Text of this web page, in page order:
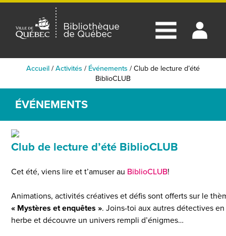
Accueil/Activités / Événements /Club de lecture d’été
BiblioCLUB
ÉVÉNEMENTS
Club de lecture d’été BiblioCLUB
Cet été, viens lire et t’amuser au BiblioCLUB!
Animations, activités créatives et défis sont offerts sur le
« Mystères et enquêtes ». Joins-toi aux autres détectives en
herbe et découvre un univers rempli d’énigmes…